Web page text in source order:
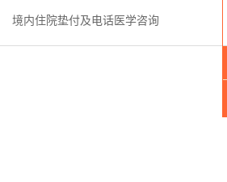
境内住院垫付及电话医学咨询